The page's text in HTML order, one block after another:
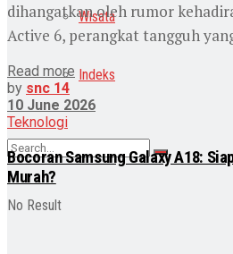
Wisata
Indeks
No Result
dihangatkan oleh rumor
Active 6, perangkat tangguh
Read more
by snc 14
10 June 2026
Teknologi
Bocoran Samsung Galaxy A18:
Murah?